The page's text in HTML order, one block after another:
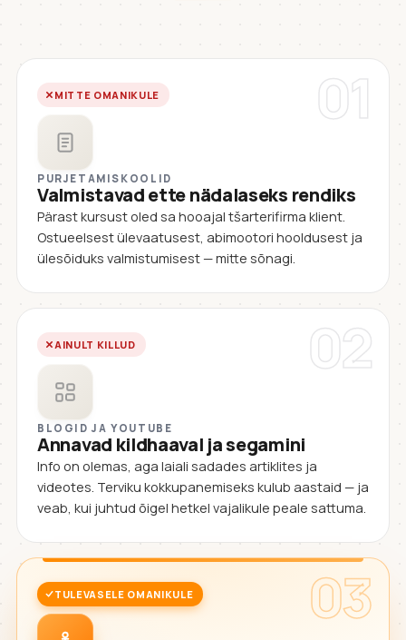
01
MITTE OMANIKULE
PURJETAMISKOOLID
Valmistavad ette nädalaseks rendiks
Pärast kursust oled sa hooajal tšarterifirma klient.
Ostueelsest ülevaatusest, abimootori hooldusest ja
ülesõiduks valmistumisest — mitte sõnagi.
02
AINULT KILLUD
BLOGID JA YOUTUBE
Annavad kildhaaval ja segamini
Info on olemas, aga laiali sadades artiklites ja
videotes. Terviku kokkupanemiseks kulub aastaid — ja
veab, kui juhtud õigel hetkel vajalikule peale sattuma.
03
TULEVASELE OMANIKULE